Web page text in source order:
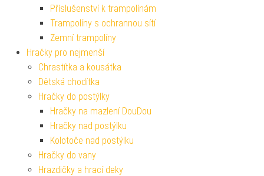
Příslušenství k trampolínám
Trampolíny s ochrannou sítí
Zemní trampolíny
Hračky pro nejmenší
Chrastítka a kousátka
Dětská chodítka
Hračky do postýlky
Hračky na mazlení DouDou
Hračky nad postýlku
Kolotoče nad postýlku
Hračky do vany
Hrazdičky a hrací deky